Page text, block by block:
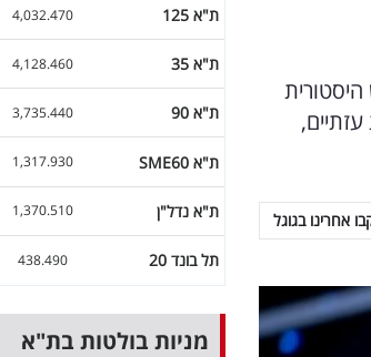
היסטורית
אחרינו בגוגל
ת"א 125 4,032.470
ת"א 35 4,128.460
ת"א 90 3,735.440
ת"א SME60 1,317.930
ת"א נדל"ן 1,370.510
תל בונד 20 438.490
מניות בולטות בת"א